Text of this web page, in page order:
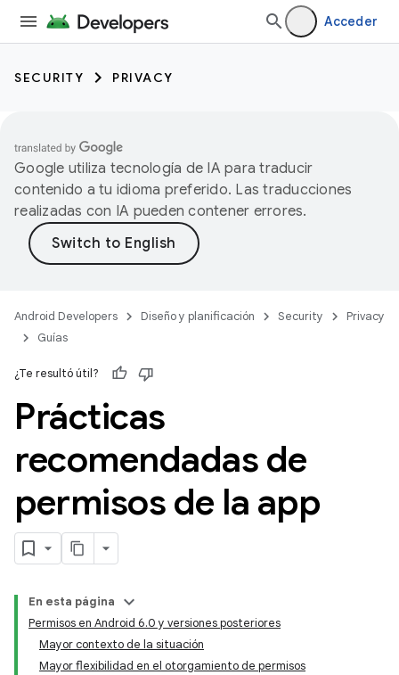
Acceder
SECURITY PRIVACY
Google utiliza tecnología de IA para traducir
contenido a tu idioma preferido. Las traducciones
realizadas con IA pueden contener errores.
Android Developers Diseño y planificación Security
Privacy
Guías
¿Te resultó útil?
Prácticas
recomendadas de
permisos de la app
En esta página
Permisos en Android 6.0 y versiones posteriores
Mayor contexto de la situación
Mayor flexibilidad en el otorgamiento de permisos